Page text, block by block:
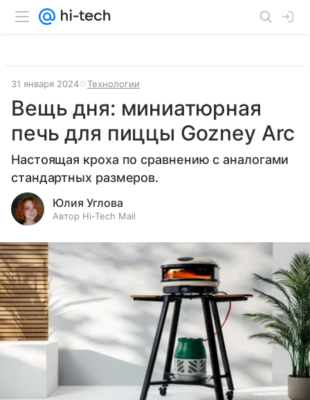
31 января 2024 Технологии
Вещь дня: миниатюрная
печь для пиццы Gozney Arc
Настоящая кроха по сравнению с аналогами
стандартных размеров.
Юлия Углова
Автор Hi-Tech Mail